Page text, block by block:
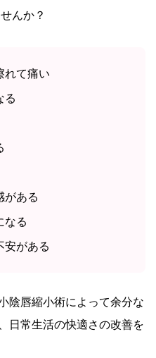
んか？
れて痛い
る
がある
なる
安がある
陰唇縮小術によって余分な
日常生活の快適さの改善を